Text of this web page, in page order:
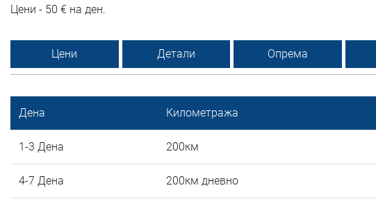
Цени - 50 € на ден.
Цени Детали Опрема
Дена Километража
1-3 Дена 200км
4-7 Дена 200км дневно